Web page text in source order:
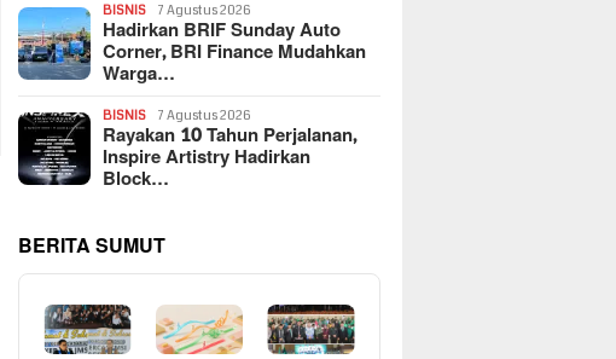
BISNIS 7 Agustus 2026
Hadirkan BRIF Sunday Auto
Corner, BRI Finance Mudahkan
Warga…
BISNIS 7 Agustus 2026
Rayakan 10 Tahun Perjalanan,
Inspire Artistry Hadirkan
Block…
BERITA SUMUT